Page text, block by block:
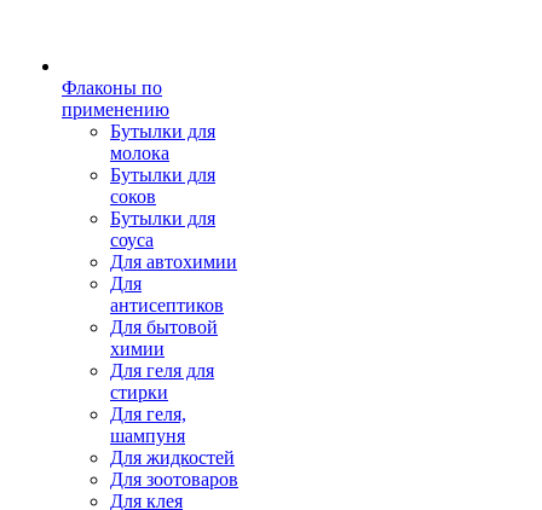
Флаконы по
применению
Бутылки для
молока
Бутылки для
соков
Бутылки для
соуса
Для автохимии
Для
антисептиков
Для бытовой
химии
Для геля для
стирки
Для геля,
шампуня
Для жидкостей
Для зоотоваров
Для клея